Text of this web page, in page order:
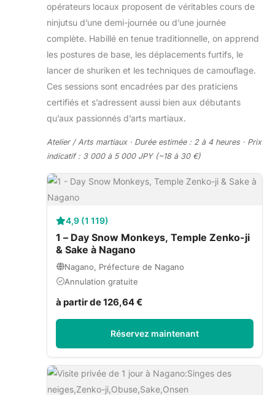
opérateurs locaux proposent de véritables cours de
ninjutsu d’une demi-journée ou d’une journée
complète. Habillé en tenue traditionnelle, on apprend
les postures de base, les déplacements furtifs, le
lancer de shuriken et les techniques de camouflage.
Ces sessions sont encadrées par des praticiens
certifiés et s’adressent aussi bien aux débutants
qu’aux passionnés d’arts martiaux.
Atelier / Arts martiaux · Durée estimée : 2 à 4 heures · Prix
indicatif : 3 000 à 5 000 JPY (~18 à 30 €)
4,9 (1 119)
1 – Day Snow Monkeys, Temple Zenko-ji
& Sake à Nagano
Nagano, Préfecture de Nagano
Annulation gratuite
à partir de 126,64 €
Réservez maintenant